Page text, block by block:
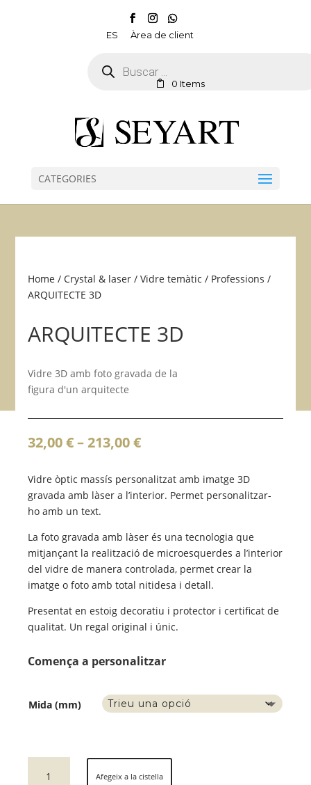
ES Àrea de client
search
0 Items
CATEGORIES
Home /Crystal & laser /Vidre temàtic / Professions /
ARQUITECTE 3D
ARQUITECTE 3D
Vidre 3D amb foto gravada de la
figura d'un arquitecte
32,00€–213,00€Interval
preus:
32,00 €
a
Vidre òptic massís personalitzat amb imatge 3D
gravada amb làser a l’interior. Permet personalitzar-
ho amb un text.
La foto gravada amb làser és una tecnologia que
mitjançant la realització de microesquerdes a l’interior
del vidre de manera controlada, permet crear la
imatge o foto amb total nitidesa i detall.
Presentat en estoig decoratiu i protector i certificat de
qualitat. Un regal original i únic.
Comença a personalitzar
Mida (mm)
Afegeix a la cistella